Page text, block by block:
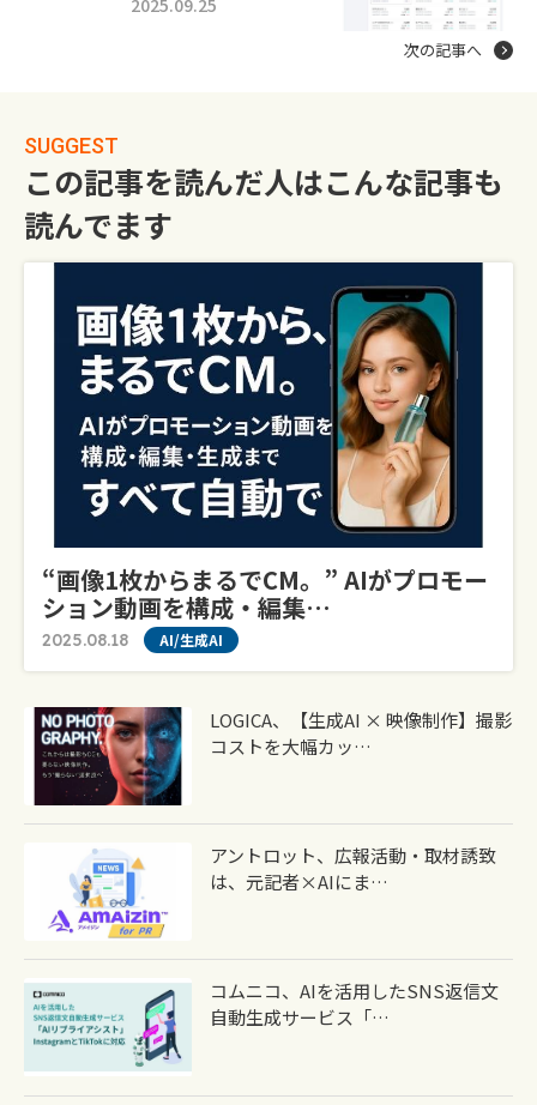
次の記事へ
SUGGEST
この記事を読んだ人はこんな記事も
読んでます
“画像1枚からまるでCM。” AIがプロモー
ション動画を構成・編集…
2025.08.18 AI/生成AI
LOGICA、【生成AI × 映像制作】撮影
コストを大幅カッ…
アントロット、広報活動・取材誘致
は、元記者×AIにま…
コムニコ、AIを活用したSNS返信文
自動生成サービス「…